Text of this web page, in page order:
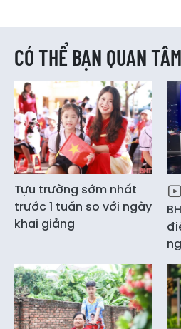
CÓ THỂ BẠN QUAN TÂM
Tựu trường sớm nhất
trước 1 tuần so với ngày
khai giảng